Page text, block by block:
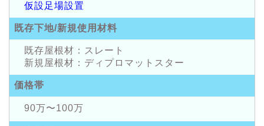
仮設足場設置
既存下地/新規使用材料
既存屋根材：スレート
新規屋根材：ディプロマットスター
価格帯
90万〜100万